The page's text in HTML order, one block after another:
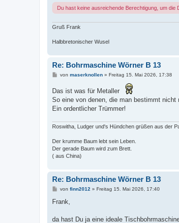
Du hast keine ausreichende Berechtigung, um
Gruß Frank
Halbbretonischer Wusel
Re: Bohrmaschine Wörner B 13
B
t
r
a
g
von maserknollen» Freitag 15. Mai 2026, 17:38
Das ist was für Metaller
So eine von denen, die man bestimmt nicht
Ein ordentlicher Trümmer!
Roswitha, Ludger und's Hündchen grüßen aus der
Der krumme Baum lebt sein Leben.
Der gerade Baum wird zum Brett.
( aus China)
Re: Bohrmaschine Wörner B 13
B
i
a
von finn2012 » Freitag 15. Mai 2026, 17:40
Frank,
da hast Du ja eine ideale